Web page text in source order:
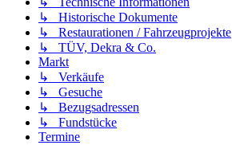
↳ Historische Dokumente
↳ Restaurationen / Fahrzeugprojekte
↳ TÜV, Dekra & Co.
Markt
↳ Verkäufe
↳ Gesuche
↳ Bezugsadressen
↳ Fundstücke
Termine